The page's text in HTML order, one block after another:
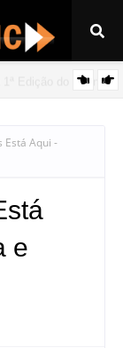
Edição do Evento
Está Aqui -
e